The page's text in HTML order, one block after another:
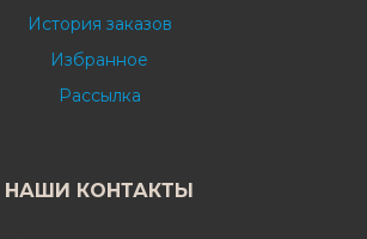
История заказов
Избранное
Рассылка
НАШИ КОНТАКТЫ